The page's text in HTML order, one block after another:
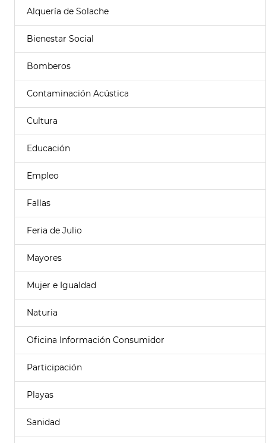
Alquería de Solache
Bienestar Social
Bomberos
Contaminación Acústica
Cultura
Educación
Empleo
Fallas
Feria de Julio
Mayores
Mujer e Igualdad
Naturia
Oficina Información Consumidor
Participación
Playas
Sanidad